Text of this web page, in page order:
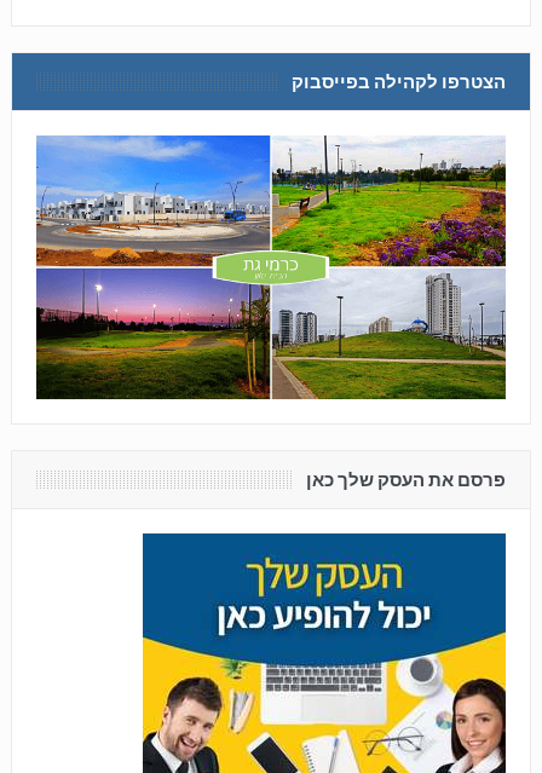
הצטרפו לקהילה בפייסבוק
פרסם את העסק שלך כאן